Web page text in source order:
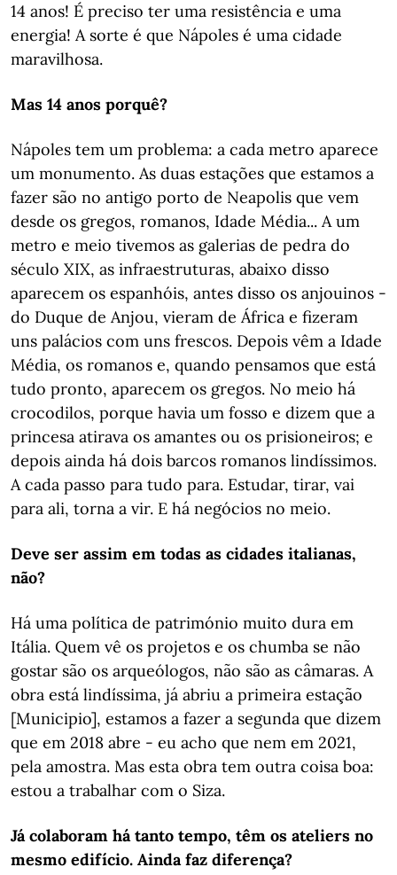
14 anos! É preciso ter uma resistência e uma
energia! A sorte é que Nápoles é uma cidade
maravilhosa.
Mas 14 anos porquê?
Nápoles tem um problema: a cada metro aparece
um monumento. As duas estações que estamos a
fazer são no antigo porto de Neapolis que vem
desde os gregos, romanos, Idade Média... A um
metro e meio tivemos as galerias de pedra do
século XIX, as infraestruturas, abaixo disso
aparecem os espanhóis, antes disso os anjouinos -
do Duque de Anjou, vieram de África e fizeram
uns palácios com uns frescos. Depois vêm a Idade
Média, os romanos e, quando pensamos que está
tudo pronto, aparecem os gregos. No meio há
crocodilos, porque havia um fosso e dizem que a
princesa atirava os amantes ou os prisioneiros; e
depois ainda há dois barcos romanos lindíssimos.
A cada passo para tudo para. Estudar, tirar, vai
para ali, torna a vir. E há negócios no meio.
Deve ser assim em todas as cidades italianas,
não?
Há uma política de património muito dura em
Itália. Quem vê os projetos e os chumba se não
gostar são os arqueólogos, não são as câmaras. A
obra está lindíssima, já abriu a primeira estação
[Municipio], estamos a fazer a segunda que dizem
que em 2018 abre - eu acho que nem em 2021,
pela amostra. Mas esta obra tem outra coisa boa:
estou a trabalhar com o Siza.
Já colaboram há tanto tempo, têm os ateliers no
mesmo edifício. Ainda faz diferença?